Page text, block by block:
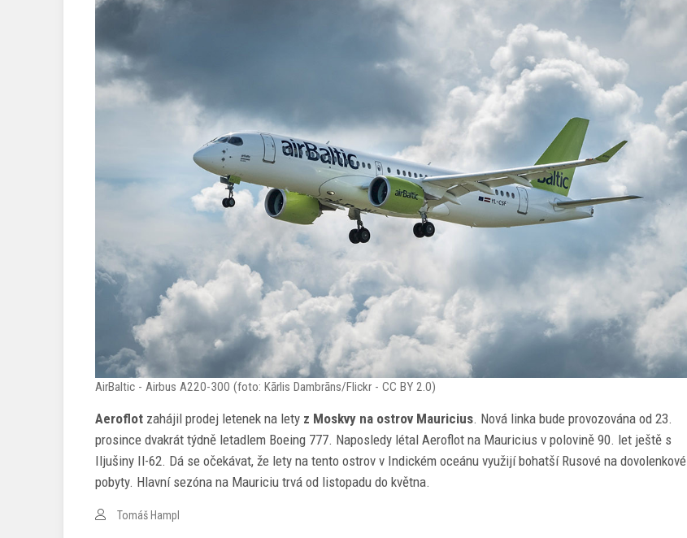
AirBaltic - Airbus A220-300 (foto: Kārlis Dambrāns/Flickr - CC BY 2.0)
Aeroflot zahájil prodej letenek na lety z Moskvy na ostrov Mauricius. Nová linka bude provozována od 23.
prosince dvakrát týdně letadlem Boeing 777. Naposledy létal Aeroflot na Mauricius v polovině 90. let ještě s
Iljušiny Il-62. Dá se očekávat, že lety na tento ostrov v Indickém oceánu využijí bohatší Rusové na dovolenkové
pobyty. Hlavní sezóna na Mauriciu trvá od listopadu do května.
Tomáš Hampl